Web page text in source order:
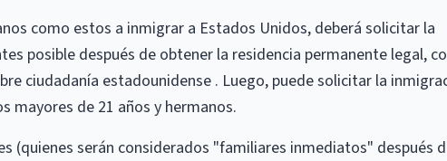
como estos a inmigrar a Estados Unidos, deberá solicitar la
posible después de obtener la residencia permanente legal,
ciudadanía estadounidense . Luego, puede solicitar la
mayores de 21 años y hermanos.
(quienes serán considerados "familiares inmediatos" después